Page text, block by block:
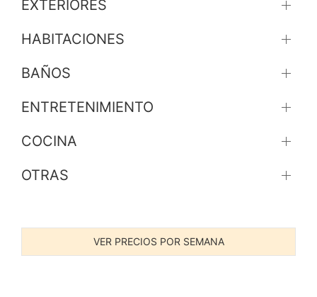
EXTERIORES
HABITACIONES
BAÑOS
ENTRETENIMIENTO
COCINA
OTRAS
VER PRECIOS POR SEMANA